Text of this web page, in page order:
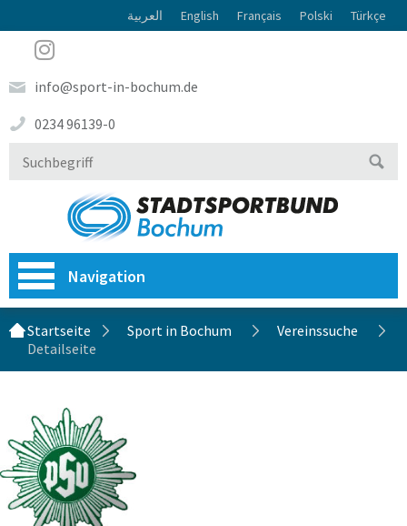
العربية English Français Polski Türkçe
info@sport-in-bochum.de
0234 96139-0
Navigation
Startseite Sport in Bochum
Vereinssuche
Detailseite